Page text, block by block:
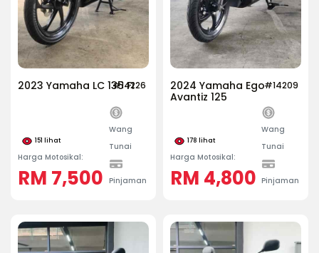
#14226
2023 Yamaha LC 135 FI
151 lihat
Harga Motosikal:
RM 7,500
Wang
Tunai
Pinjaman
#14209
2024 Yamaha Ego
Avantiz 125
178 lihat
Harga Motosikal:
RM 4,800
Wang
Tunai
Pinjaman